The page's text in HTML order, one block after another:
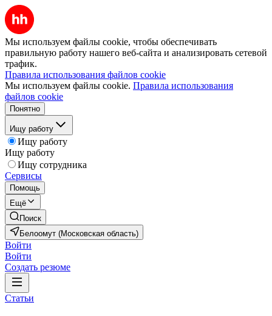
Мы используем файлы cookie, чтобы обеспечивать
правильную работу нашего веб-сайта и анализировать сетевой
трафик.
Правила использования файлов cookie
Мы используем файлы cookie. Правила использования
файлов cookie
Понятно
Ищу работу
Ищу работу
Ищу работу
Ищу сотрудника
Сервисы
Помощь
Ещё
Поиск
Белоомут (Московская область)
Войти
Войти
Создать резюме
Статьи